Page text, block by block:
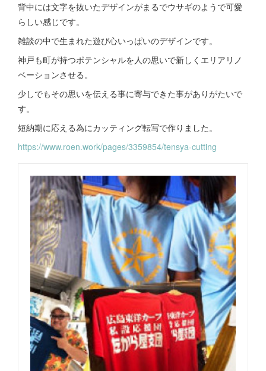
背中には文字を抜いたデザインがまるでウサギのようで可愛
らしい感じです。
雑談の中で生まれた遊び心いっぱいのデザインです。
神戸も町が持つポテンシャルを人の思いで新しくエリアリノ
ベーションさせる。
少しでもその思いを伝える事に寄与できた事がありがたいで
す。
短納期に応える為にカッティング転写で作りました。
https://www.roen.work/pages/3359854/tensya-cutting